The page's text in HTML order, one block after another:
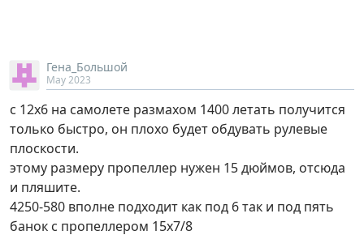
Гена_Большой
May 2023
с 12х6 на самолете размахом 1400 летать получится
только быстро, он плохо будет обдувать рулевые
плоскости.
этому размеру пропеллер нужен 15 дюймов, отсюда
и пляшите.
4250-580 вполне подходит как под 6 так и под пять
банок с пропеллером 15х7/8